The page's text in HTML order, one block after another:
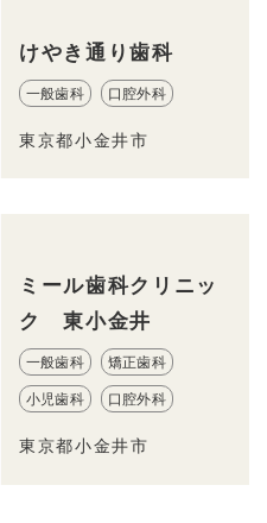
けやき通り歯科
一般歯科 口腔外科
東京都小金井市
ミール歯科クリニッ
ク 東小金井
一般歯科 矯正歯科
小児歯科 口腔外科
東京都小金井市